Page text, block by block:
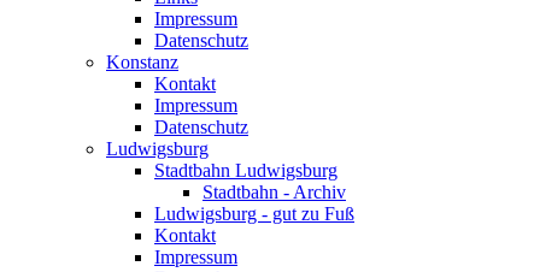
Impressum
Datenschutz
Konstanz
Kontakt
Impressum
Datenschutz
Ludwigsburg
Stadtbahn Ludwigsburg
Stadtbahn - Archiv
Ludwigsburg - gut zu Fuß
Kontakt
Impressum